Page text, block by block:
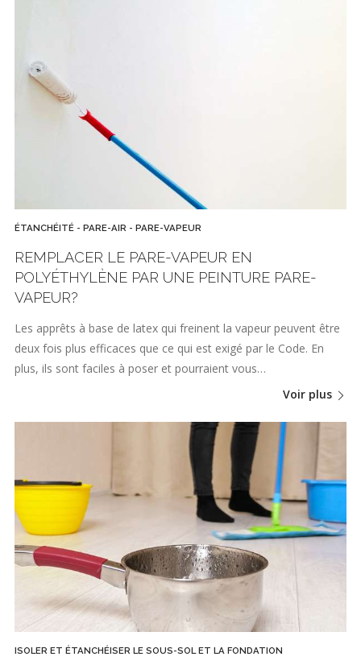
ÉTANCHÉITÉ - PARE-AIR - PARE-VAPEUR
REMPLACER LE PARE-VAPEUR EN
POLYÉTHYLÈNE PAR UNE PEINTURE PARE-
VAPEUR?
Les apprêts à base de latex qui freinent la vapeur peuvent être
deux fois plus efficaces que ce qui est exigé par le Code. En
plus, ils sont faciles à poser et pourraient vous…
Voir plus
ISOLER ET ÉTANCHÉISER LE SOUS-SOL ET LA FONDATION